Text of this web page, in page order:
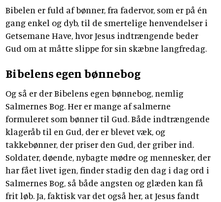
Bibelen er fuld af bønner, fra fadervor, som er på én
gang enkel og dyb, til de smertelige henvendelser i
Getsemane Have, hvor Jesus indtrængende beder
Gud om at måtte slippe for sin skæbne langfredag.
Bibelens egen bønnebog
Og så er der Bibelens egen bønnebog, nemlig
Salmernes Bog. Her er mange af salmerne
formuleret som bønner til Gud. Både indtrængende
klageråb til en Gud, der er blevet væk, og
takkebønner, der priser den Gud, der griber ind.
Soldater, døende, nybagte mødre og mennesker, der
har fået livet igen, finder stadig den dag i dag ord i
Salmernes Bog, så både angsten og glæden kan få
frit løb. Ja, faktisk var det også her, at Jesus fandt